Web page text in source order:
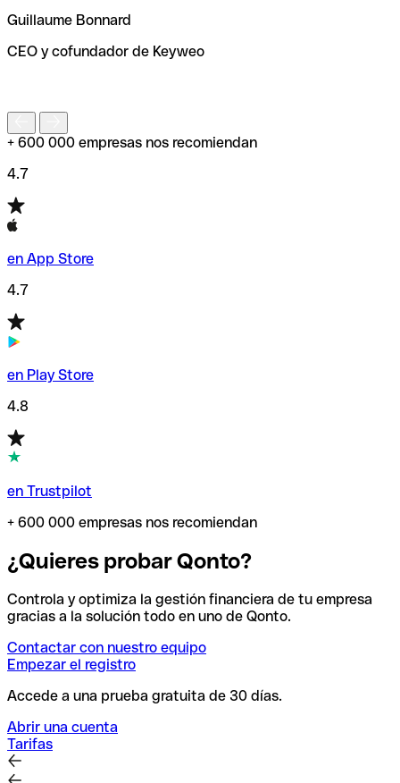
de enviar tu transferencia.
Guillaume Bonnard
CEO y cofundador de Keyweo
+ 600 000 empresas nos recomiendan
4.7
en App Store
4.7
en Play Store
4.8
en Trustpilot
+ 600 000 empresas nos recomiendan
¿Quieres probar Qonto?
Controla y optimiza la gestión financiera de tu empresa
gracias a la solución todo en uno de Qonto.
Contactar con nuestro equipo
Empezar el registro
Accede a una prueba gratuita de 30 días.
Abrir una cuenta
Tarifas